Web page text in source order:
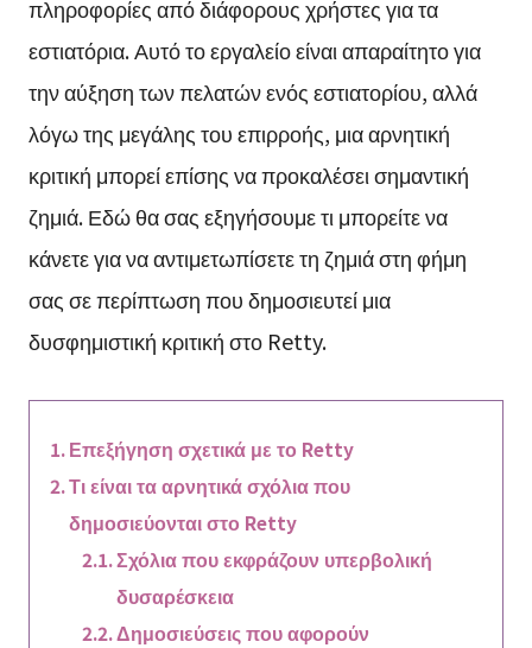
πληροφορίες από διάφορους χρήστες για τα
εστιατόρια. Αυτό το εργαλείο είναι απαραίτητο για
την αύξηση των πελατών ενός εστιατορίου, αλλά
λόγω της μεγάλης του επιρροής, μια αρνητική
κριτική μπορεί επίσης να προκαλέσει σημαντική
ζημιά. Εδώ θα σας εξηγήσουμε τι μπορείτε να
κάνετε για να αντιμετωπίσετε τη ζημιά στη φήμη
σας σε περίπτωση που δημοσιευτεί μια
δυσφημιστική κριτική στο Retty.
Επεξήγηση σχετικά με το Retty
Τι είναι τα αρνητικά σχόλια που
δημοσιεύονται στο Retty
Σχόλια που εκφράζουν υπερβολική
δυσαρέσκεια
Δημοσιεύσεις που αφορούν